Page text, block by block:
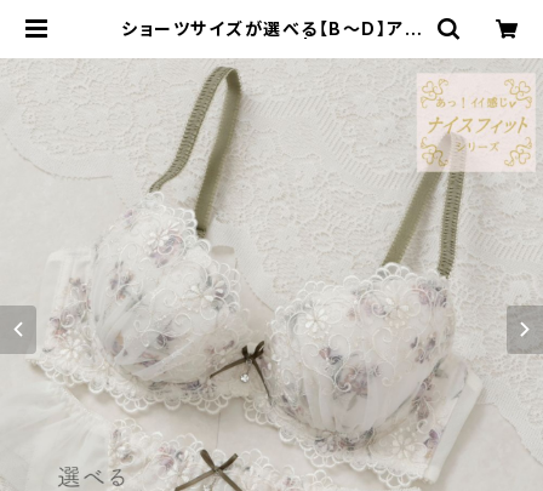
ショーツサイズが選べる【B〜D】アモ